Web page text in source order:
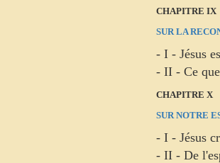
CHAPITRE IX
SUR LA
- I - Jésus
- II - Ce
CHAPITRE X
SUR NOTRE
- I - Jésus
- II - De